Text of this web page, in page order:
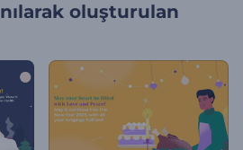
oluşturulan